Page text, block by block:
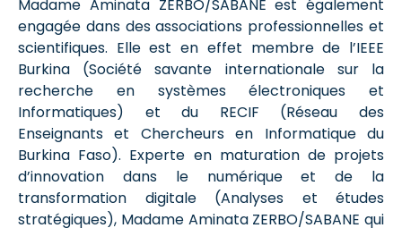
Madame Aminata ZERBO/SABANE est également
engagée dans des associations professionnelles et
scientifiques. Elle est en effet membre de l’IEEE
Burkina (Société savante internationale sur la
recherche en systèmes électroniques et
Informatiques) et du RECIF (Réseau des
Enseignants et Chercheurs en Informatique du
Burkina Faso). Experte en maturation de projets
d’innovation dans le numérique et de la
transformation digitale (Analyses et études
stratégiques), Madame Aminata ZERBO/SABANE qui